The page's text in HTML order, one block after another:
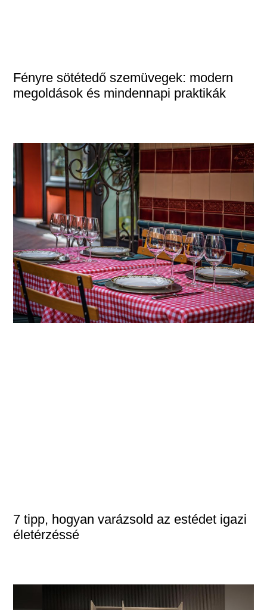
Fényre sötétedő szemüvegek: modern
megoldások és mindennapi praktikák
7 tipp, hogyan varázsold az estédet igazi
életérzéssé